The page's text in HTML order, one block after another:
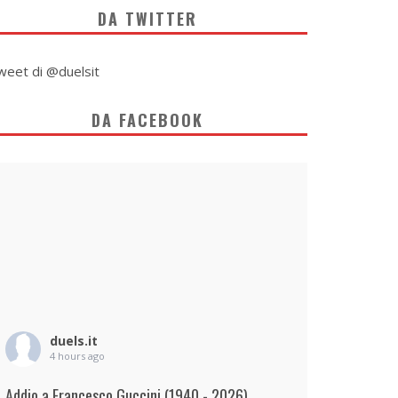
DA TWITTER
di @duelsit
DA FACEBOOK
duels.it
4 hours ago